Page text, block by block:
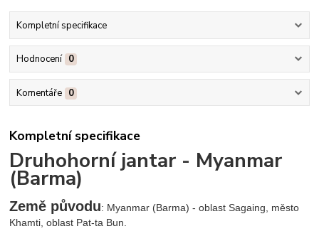
Kompletní specifikace
Hodnocení 0
Komentáře 0
Kompletní specifikace
Druhohorní jantar - Myanmar
(Barma)
Země původu: Myanmar (Barma) - oblast Sagaing, město
Khamti, oblast Pat-ta Bun.